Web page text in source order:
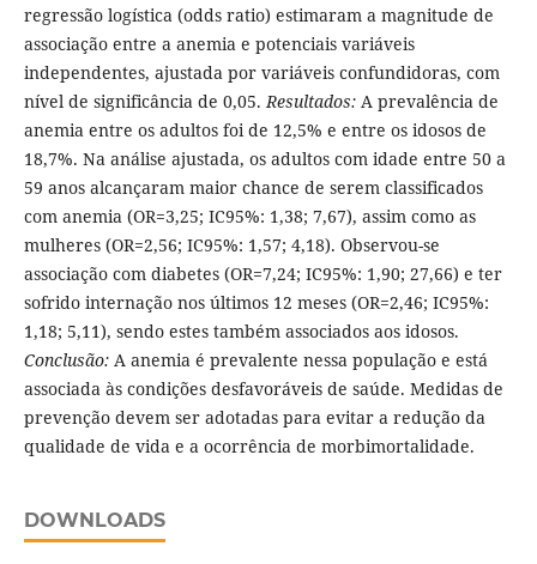
regressão logística (odds ratio) estimaram a magnitude de
associação entre a anemia e potenciais variáveis
independentes, ajustada por variáveis confundidoras, com
nível de significância de 0,05.Resultados:A prevalência de
anemia entre os adultos foi de 12,5% e entre os idosos de
18,7%. Na análise ajustada, os adultos com idade entre 50 a
59 anos alcançaram maior chance de serem classificados
com anemia (OR=3,25; IC95%: 1,38; 7,67), assim como as
mulheres (OR=2,56; IC95%: 1,57; 4,18). Observou-se
associação com diabetes (OR=7,24; IC95%: 1,90; 27,66) e ter
sofrido internação nos últimos 12 meses (OR=2,46; IC95%:
1,18; 5,11), sendo estes também associados aos idosos.
Conclusão: A anemia é prevalente nessa população e está
associada às condições desfavoráveis de saúde. Medidas de
prevenção devem ser adotadas para evitar a redução da
qualidade de vida e a ocorrência de morbimortalidade.
DOWNLOADS